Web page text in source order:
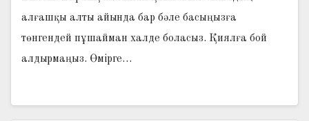
алғашқы алты айында бар бәле басыңызға
төнгендей пұшайман халде боласыз. Қиялға бой
алдырмаңыз. Өмірге…